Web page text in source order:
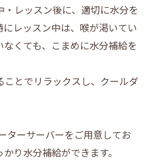
・レッスン後に、適切に水分を
レッスン中は、喉が渇いてい
くても、こまめに水分補給を
ことでリラックスし、クールダ
ターサーバーをご用意してお
り水分補給ができます。